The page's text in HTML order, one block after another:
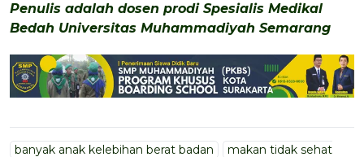
Penulis adalah dosen prodi Spesialis Medikal
Bedah Universitas Muhammadiyah Semarang
banyak anak kelebihan berat badan
makan tidak sehat